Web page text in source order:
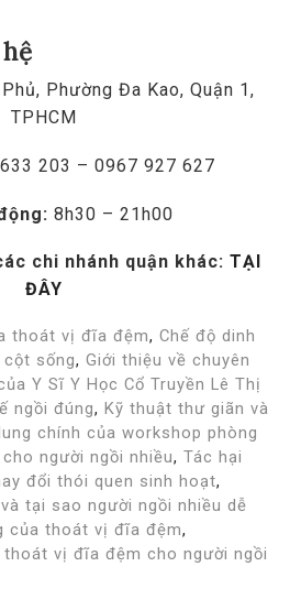
Phường Đa Kao, Quận 1,
TPHCM
203 – 0967 927 627
8h30 – 21h00
chi nhánh quận khác: TẠI
ĐÂY
thoát vị đĩa đệm, Chế độ dinh
sống, Giới thiệu về chuyên
Y Sĩ Y Học Cổ Truyền Lê Thị
ngồi đúng, Kỹ thuật thư giãn và
chính của workshop phòng
người ngồi nhiều, Tác hại
đổi thói quen sinh hoạt,
tại sao người ngồi nhiều dễ
của thoát vị đĩa đệm,
vị đĩa đệm cho người ngồi